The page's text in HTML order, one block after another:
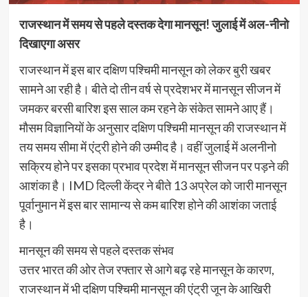
राजस्थान में समय से पहले दस्तक देगा मानसून! जुलाई में अल-नीनो
दिखाएगा असर
राजस्थान में इस बार दक्षिण ​पश्चिमी मानसून को लेकर बुरी खबर
सामने आ रही है। बीते दो तीन वर्ष से प्रदेशभर में मानसून सीजन में
जमकर बरसी बारिश इस साल कम रहने के संकेत सामने आए हैं।
मौसम विज्ञानियों के अनुसार दक्षिण पश्चिमी मानसून की राजस्थान में
तय समय सीमा में एंट्री होने की उम्मीद है। वहीं ​जुलाई में अलनीनो
सक्रिय होने पर इसका प्रभाव प्रदेश में मानसून सीजन पर पड़ने की
आशंका है। IMD दिल्ली केंद्र ने बीते 13 अप्रेल को जारी मानसून
पूर्वानुमान में इस बार सामान्य से कम बारिश होने की आशंका जताई
है।
मानसून की समय से पहले दस्तक संभव
उत्तर भारत की ओर तेज रफ्तार से आगे बढ़ रहे मानसून के कारण,
राजस्थान में भी दक्षिण पश्चिमी मानसून की एंट्री जून के आखिरी